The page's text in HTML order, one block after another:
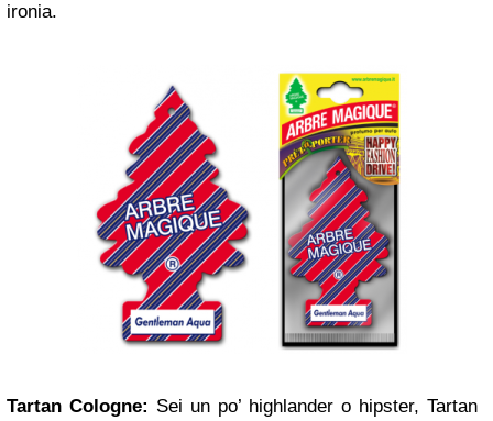
ironia.
Tartan Cologne: Sei un po’ highlander o hipster, Tartan